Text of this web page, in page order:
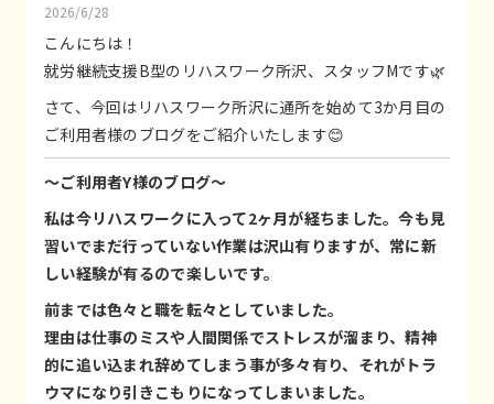
2026/6/28
こんにちは！
就労継続支援B型のリハスワーク所沢、スタッフMです🌿
さて、今回はリハスワーク所沢に通所を始めて3か月目の
ご利用者様のブログをご紹介いたします😊
〜ご利用者Y様のブログ〜
私は今リハスワークに入って2ヶ月が経ちました。今も見
習いでまだ行っていない作業は沢山有りますが、常に新
しい経験が有るので楽しいです。
前までは色々と職を転々としていました。
理由は仕事のミスや人間関係でストレスが溜まり、精神
的に追い込まれ辞めてしまう事が多々有り、それがトラ
ウマになり引きこもりになってしまいました。